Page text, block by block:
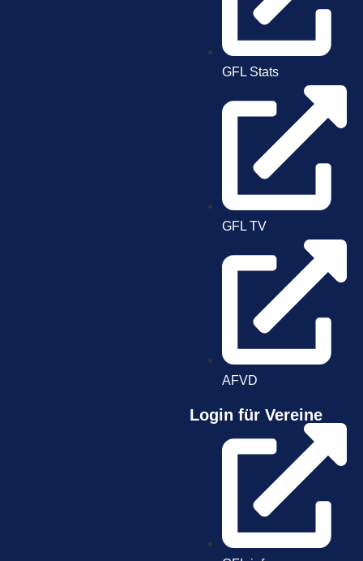
GFL Stats
GFL TV
AFVD
Login für Vereine